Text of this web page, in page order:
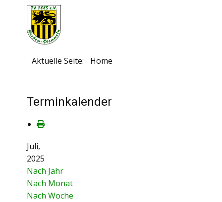
Aktuelle Seite: Home
Terminkalender
Juli,
2025
Nach Jahr
Nach Monat
Nach Woche